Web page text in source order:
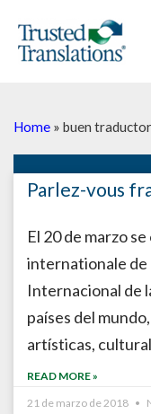
Home » buen traductor
Parlez-vous
El 20 de marzo
internationale de
Internacional de
países del
artísticas,
READ MORE »
21 de marzo de 2018